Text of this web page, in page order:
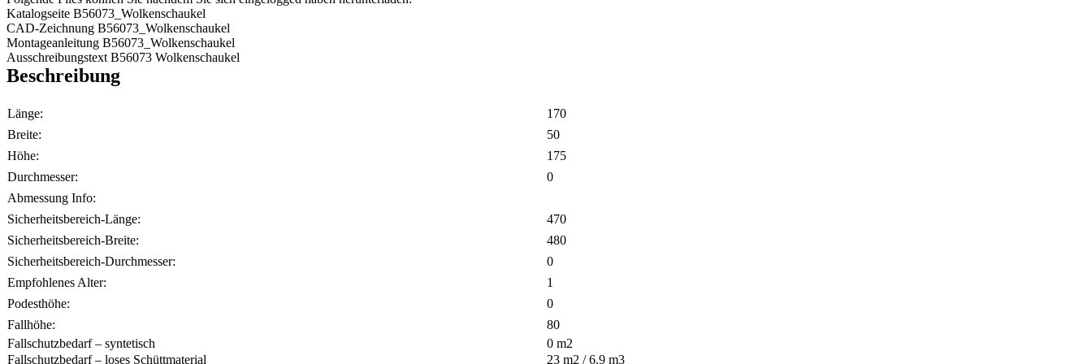
Katalogseite B56073_Wolkenschaukel
CAD-Zeichnung B56073_Wolkenschaukel
Montageanleitung B56073_Wolkenschaukel
Ausschreibungstext B56073 Wolkenschaukel
Beschreibung
Länge:
170
Breite:
50
Höhe:
175
Durchmesser:
0
Abmessung Info:
Sicherheitsbereich-Länge:
470
Sicherheitsbereich-Breite:
480
Sicherheitsbereich-Durchmesser:
0
Empfohlenes Alter:
1
Podesthöhe:
0
Fallhöhe:
80
Fallschutzbedarf – syntetisch
0 m2
Fallschutzbedarf – loses Schüttmaterial
23 m2 /6.9 m3